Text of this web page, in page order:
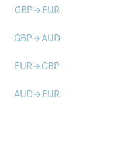
GBParrow_forward EUR
GBParrow_forwardAUD
EURarrow_forward GBP
AUDarrow_forward EUR